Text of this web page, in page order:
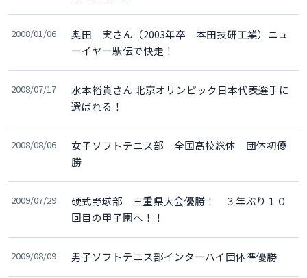
2008/01/06
奥田 実さん（2003年卒 本田技研工業）ニュ
ーイヤー駅伝で快走！
2008/07/17
水本裕貴さん 北京オリンピック日本代表選手に
選ばれる！
2008/08/06
女子ソフトテニス部 全国高校総体 団体初優
勝
2009/07/29
硬式野球部 三重県大会優勝！ ３年ぶり１０
回目の甲子園へ！！
2009/08/09 男子ソフトテニス部インターハイ団体準優勝